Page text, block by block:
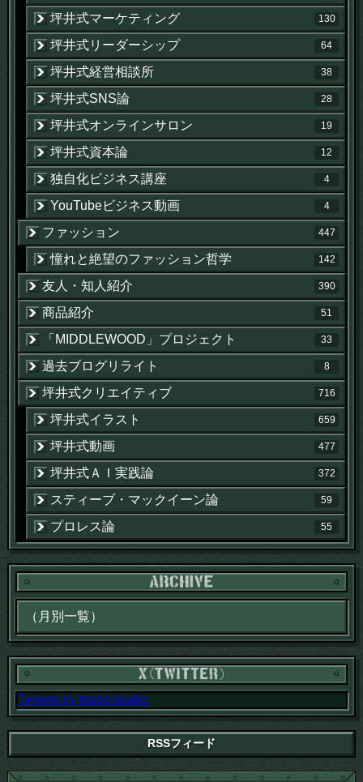
坪井式マーケティング 130
坪井式リーダーシップ 64
坪井式経営相談所 38
坪井式SNS論 28
坪井式オンラインサロン 19
坪井式資本論 12
独自化ビジネス講座 4
YouTubeビジネス動画 4
ファッション 447
憧れと絶望のファッション哲学 142
友人・知人紹介 390
商品紹介 51
「MIDDLEWOOD」プロジェクト 33
過去ブログリライト 8
坪井式クリエイティブ 716
坪井式イラスト 659
坪井式動画 477
坪井式ＡＩ実践論 372
スティーブ・マックイーン論 59
プロレス論 55
Tweets by tosboistudio
RSSフィード